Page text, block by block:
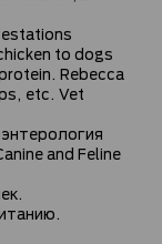
to dogs
Rebecca
etc. Vet
and Feline